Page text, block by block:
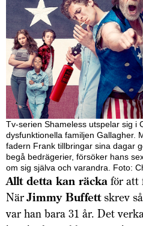
Tv-serien Shameless utspelar sig i
dysfunktionella familjen Gallagher.
fadern Frank tillbringar sina dagar
begå bedrägerier, försöker hans
om sig själva och varandra. Foto:
Allt detta kan räcka för att
NärJimmy Buffettskrev
var han bara 31 år. Det